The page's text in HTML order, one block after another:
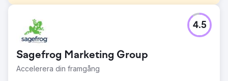
Utmaning
PegasusOne kontaktade oss med en betydande
utmaning. De hade en omfattande lista med sökord som
och trafik. Kundens primära mål var att förbättra sin
synlighet online och generera fler affärsmöjligheter
genom förbättrade sökmotorrankningar
Sagefrog Marketing Group
Accelerera din framgång
4.5